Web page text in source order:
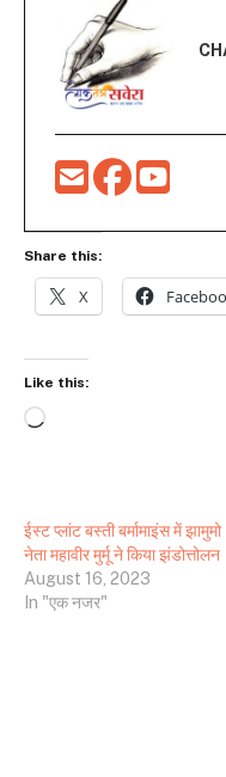
Share this:
X
Like this:
Loading…
ईस्ट प्लांट बस्ती बर्मामाइंस में झामुमो
नेता महावीर मुर्मू ने किया झंडोत्तोलन
August 16, 2023
In "एक नजर"